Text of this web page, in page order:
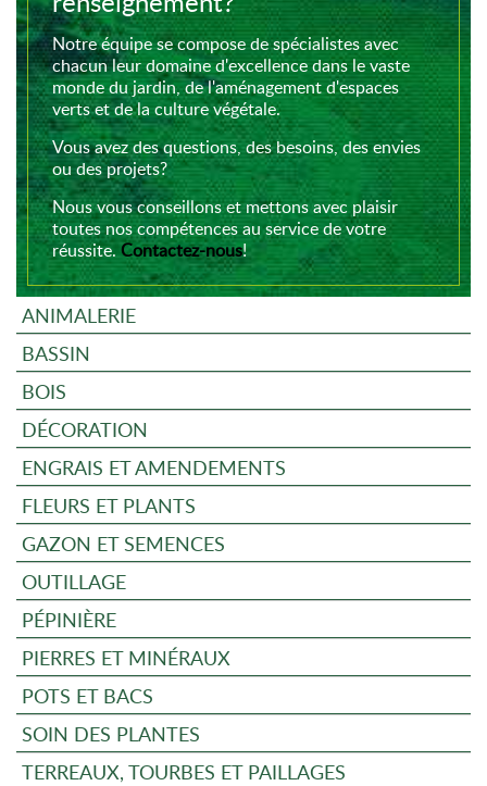
Notre équipe se compose de spécialistes avec
chacun leur domaine d'excellence dans le vaste
monde du jardin, de l'aménagement d'espaces
verts et de la culture végétale.
Vous avez des questions, des besoins, des envies
ou des projets?
Nous vous conseillons et mettons avec plaisir
toutes nos compétences au service de votre
réussite.Contactez-nous!
ANIMALERIE
BASSIN
BOIS
DÉCORATION
ENGRAIS ET AMENDEMENTS
FLEURS ET PLANTS
GAZON ET SEMENCES
OUTILLAGE
PÉPINIÈRE
PIERRES ET MINÉRAUX
POTS ET BACS
SOIN DES PLANTES
TERREAUX, TOURBES ET PAILLAGES